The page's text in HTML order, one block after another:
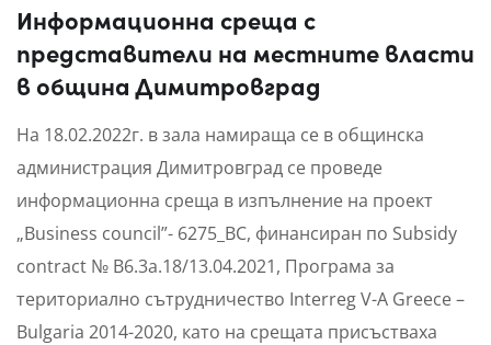
Информационна среща с
представители на местните власти
в община Димитровград
На 18.02.2022г. в зала намираща се в общинска
администрация Димитровград се проведе
информационна среща в изпълнение на проект
„Business council”- 6275_BC, финансиран по Subsidy
contract № B6.3a.18/13.04.2021, Програма за
териториално сътрудничество Interreg V-А Greece –
Bulgaria 2014-2020, като на срещата присъстваха